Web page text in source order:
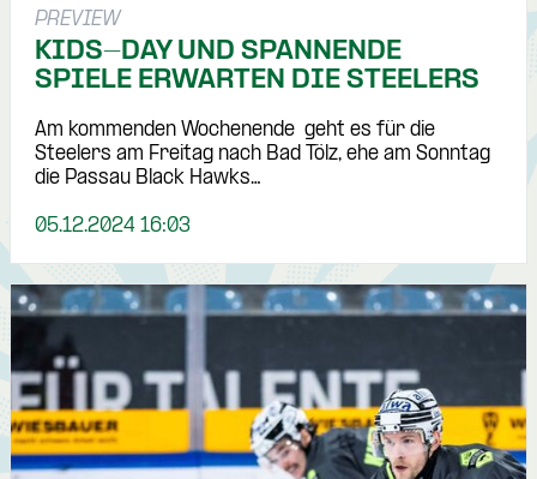
PREVIEW
KIDS-DAY UND SPANNENDE
SPIELE ERWARTEN DIE STEELERS
Am kommenden Wochenende geht es für die
Steelers am Freitag nach Bad Tölz, ehe am Sonntag
die Passau Black Hawks…
05.12.2024 16:03